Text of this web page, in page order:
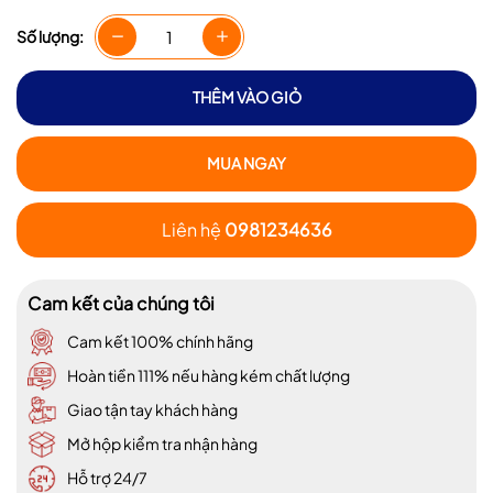
Số lượng:
THÊM VÀO GIỎ
MUA NGAY
Liên hệ 0981234636
Cam kết của chúng tôi
Cam kết 100% chính hãng
Hoàn tiền 111% nếu hàng kém chất lượng
Giao tận tay khách hàng
Mở hộp kiểm tra nhận hàng
Hỗ trợ 24/7